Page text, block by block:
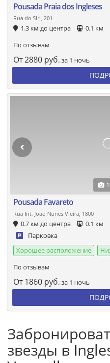
Pousada Praia dos Ingleses
Rua do Siri, 201
1.3 км до центра 0.1 км
По отзывам
От2880 руб. за 1 ночь
Pousada Favareto
Rua Int. Joao Nunes Vieira, 1800
0.7 км до центра 0.1 км
Парковка
Хорошее расположение
По отзывам
От 1860 руб. за 1 ночь
звезды в